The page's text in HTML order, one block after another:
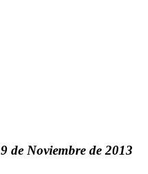
9 de Noviembre de 2013